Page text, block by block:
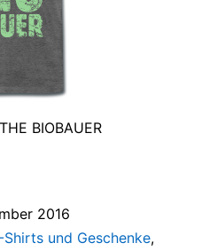
BIOBAUER
2016
Shirts und Geschenke,